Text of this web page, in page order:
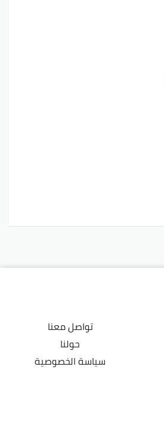
تواصل معنا
حولنا
سياسة الخصوصية